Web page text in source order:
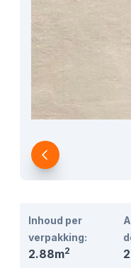
Inhoud per
verpakking:
2.88m2 2